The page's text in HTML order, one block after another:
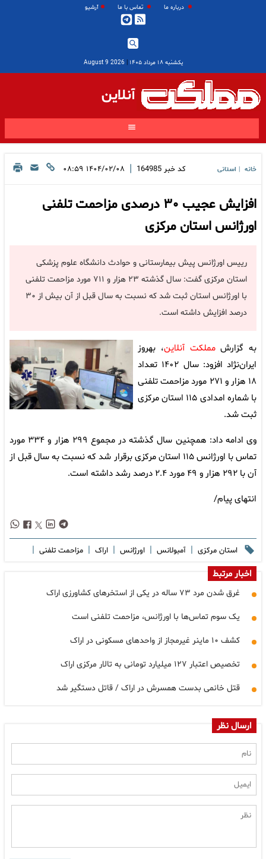
درباره ما تماس با ما آرشیو
یکشنبه ۱۸ مرداد ۱۴۰۵ |
2026 August 9
آنلاین
خانه استانی کد خبر 164985
| ۱۴۰۴/۰۲/۰۸ ۰۸:۵۹
افزایش عجیب ۳۰ درصدی مزاحمت تلفنی
اورژانس استان مرکزی
رییس اورژانس پیش بیمارستانی و حوادث دانشگاه علوم پزشکی
استان مرکزی گفت: سال گذشته ۲۳ هزار و ۷۱۱ مورد مزاحمت تلفنی
با اورژانس استان ثبت شد که نسبت به سال قبل از آن بیش از ۳۰
درصد افزایش داشته است.
به گزارشمملکت آنلاین، بهروز
ایران‌نژاد افزود: سال ۱۴۰۲ تعداد
۱۸ هزار و ۲۷۱ مورد مزاحمت تلفنی
با شماره امدادی ۱۱۵ استان مرکزی
ثبت شد.
وی ادامه داد: همچنین سال گذشته در مجموع ۲۹۹ هزار و ۳۳۴ مورد
تماس با اورژانس ۱۱۵ استان مرکزی برقرار شد که نسبت به سال قبل از
آن با ۲۹۲ هزار و ۴۹ مورد ۲.۴ درصد رشد داشته است.
انتهای پیام/
استان مرکزی | آمبولانس | اورژانس | اراک | مزاحمت تلفنی |
اخبار مرتبط
غرق شدن مرد ۷۳ ساله در یکی از استخرهای کشاورزی اراک
یک سوم تماس‌ها با اورژانس، مزاحمت تلفنی است
کشف ۱۰ ماینر غیرمجاز از واحدهای مسکونی در اراک
تخصیص اعتبار ۱۲۷ میلیارد تومانی به تالار مرکزی اراک
قتل خانمی بدست همسرش در اراک / قاتل دستگیر شد
ارسال نظر